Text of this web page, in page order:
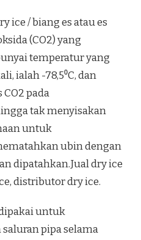
ice / biang es atau es
(CO2) yang
temperatur yang
ialah -78,5⁰C, dan
pada
tak menyisakan
untuk
ubin dengan
dipatahkan.Jual dry ice
distributor dry ice.
untuk
pipa selama